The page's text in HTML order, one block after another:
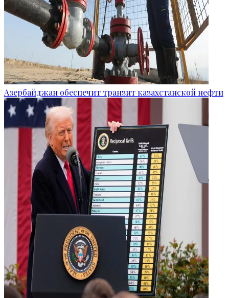
Азербайджан обеспечит транзит казахстанской нефти